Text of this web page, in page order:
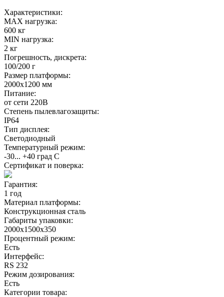
Характеристики:
MAX нагрузка:
600 кг
MIN нагрузка:
2 кг
Погрешность, дискрета:
100/200 г
Размер платформы:
2000х1200 мм
Питание:
от сети 220В
Степень пылевлагозащиты:
IP64
Тип дисплея:
Светодиодный
Температурный режим:
-30... +40 град С
Сертификат и поверка:
Гарантия:
1 год
Материал платформы:
Конструкционная сталь
Габариты упаковки:
2000х1500х350
Процентный режим:
Есть
Интерфейс:
RS 232
Режим дозирования:
Есть
Категории товара: